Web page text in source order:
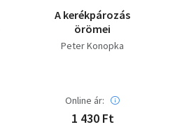
A kerékpározás
örömei
Peter Konopka
Online ár:
1 430 Ft